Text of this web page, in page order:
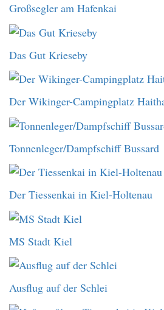
Großsegler am Hafenkai
Das Gut Krieseby
Der Wikinger-Campingplatz
Tonnenleger/Dampfschiff Bussard
Der Tiessenkai in Kiel-Holtenau
MS Stadt Kiel
Ausflug auf der Schlei